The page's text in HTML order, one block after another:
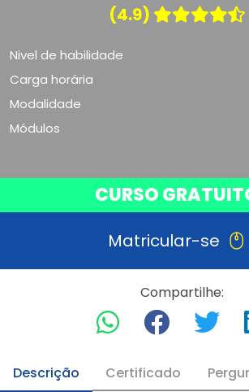
(4.9)
Nivel de habilidade
Carga horária
Modalidade
Módulos
CURSO
Matricular-se
Compartilhe:
Descrição Certificado